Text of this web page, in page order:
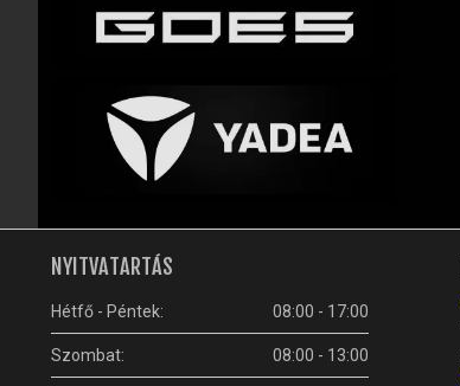
NYITVATARTÁS
Hétfő - Péntek: 08:00 - 17:00
Szombat: 08:00 - 13:00